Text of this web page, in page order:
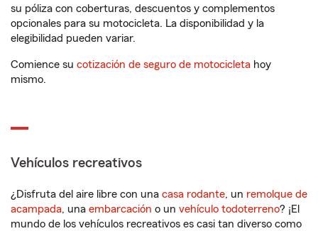
su póliza con coberturas, descuentos y complementos
opcionales para su motocicleta. La disponibilidad y la
elegibilidad pueden variar.
Comience su cotización de seguro de motocicleta hoy
mismo.
Vehículos recreativos
¿Disfruta del aire libre con una casa rodante, un remolque de
acampada, una embarcación o un vehículo todoterreno? ¡El
mundo de los vehículos recreativos es casi tan diverso como